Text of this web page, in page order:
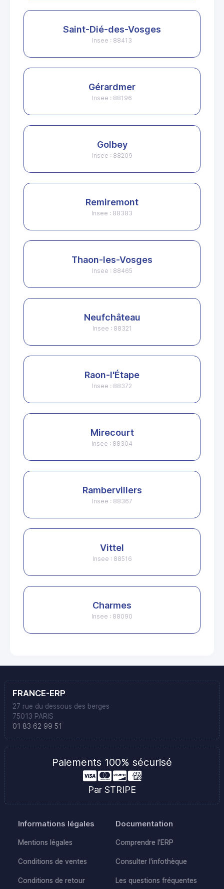
Saint-Dié-des-Vosges
Insee : 88413
Gérardmer
Insee : 88196
Golbey
Insee : 88209
Remiremont
Insee : 88383
Thaon-les-Vosges
Insee : 88465
Neufchâteau
Insee : 88321
Raon-l'Étape
Insee : 88372
Mirecourt
Insee : 88304
Rambervillers
Insee : 88367
Vittel
Insee : 88516
Charmes
Insee : 88090
FRANCE-ERP
27 rue du dessous des berges
75013 PARIS
01 83 62 99 51
Paiements 100% sécurisé
Par STRIPE
Informations légales
Mentions légales
Conditions de ventes
Conditions de retour
Documentation
Comprendre l'ERP
Consulter l'infothèque
Les questions fréquentes